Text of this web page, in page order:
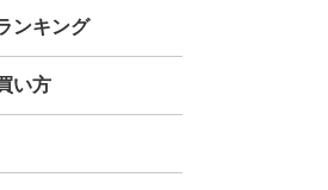
ン「JPYSC」徹底解
ンキング
い方